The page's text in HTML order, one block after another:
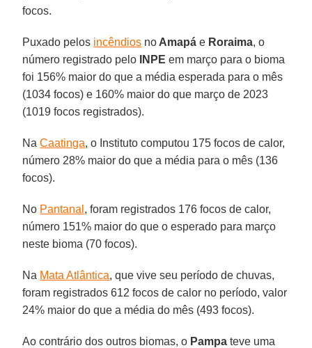
focos.
Puxado pelos incêndios no Amapáe Roraima, o
número registrado pelo
INPE em março para o bioma
foi 156% maior do que a média esperada para o mês
(1034 focos) e 160% maior do que março de 2023
(1019 focos registrados).
NaCaatinga, o Instituto computou 175 focos de calor,
número 28% maior do que a média para o mês (136
focos).
No Pantanal , foram registrados 176 focos de calor,
número 151% maior do que o esperado para março
neste bioma (70 focos).
Na Mata Atlântica, que vive seu período de chuvas,
foram registrados 612 focos de calor no período, valor
24% maior do que a média do mês (493 focos).
Ao contrário dos outros biomas, o Pampa teve uma